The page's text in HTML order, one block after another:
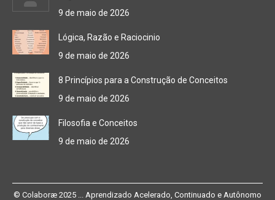
9 de maio de 2026
Lógica, Razão e Raciocinio
9 de maio de 2026
8 Princípios para a Construção de Conceitos
9 de maio de 2026
Filosofia e Conceitos
9 de maio de 2026
© Colaboræ 2025 ... Aprendizado Acelerado, Continuado e Autônomo